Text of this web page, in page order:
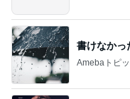
書けなかっ
Amebaトピ